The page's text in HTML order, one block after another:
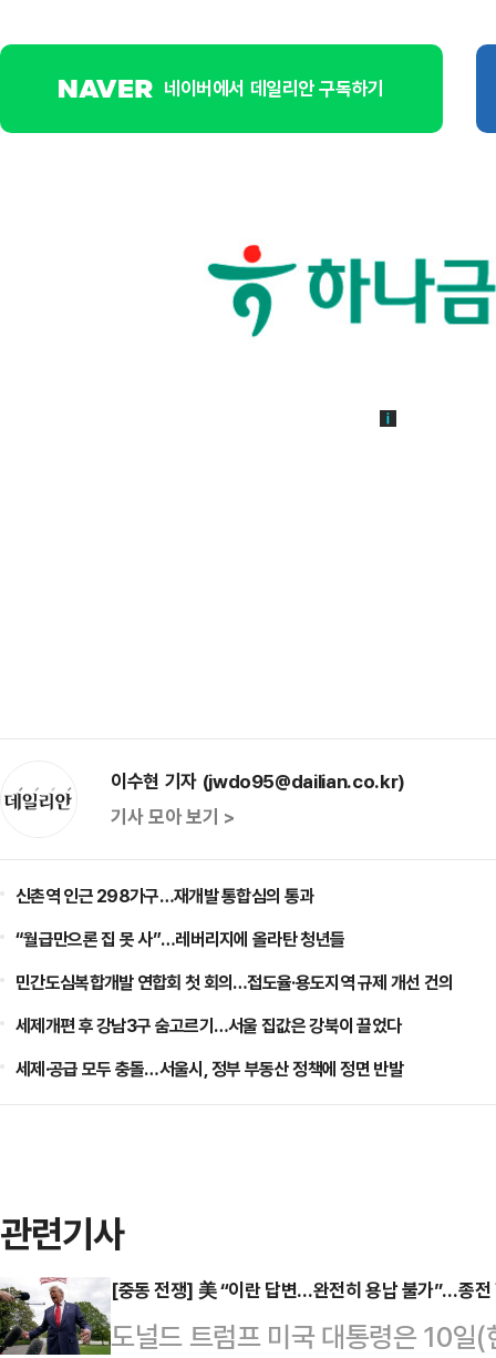
네이버에서 데일리안 구독하기
이수현 기자 (jwdo95@dailian.co.kr)
기사 모아 보기 >
신촌역 인근 298가구…재개발 통합심의 통과
“월급만으론 집 못 사”…레버리지에 올라탄 청년들
민간도심복합개발 연합회 첫 회의…접도율·용도지역 규제 개선 건의
세제개편 후 강남3구 숨고르기…서울 집값은 강북이 끌었다
세제·공급 모두 충돌…서울시, 정부 부동산 정책에 정면 반발
관련기사
[중동 전쟁] 美 “이란 답변…완전히 용납 불가”…종전
도널드 트럼프 미국 대통령은 10일